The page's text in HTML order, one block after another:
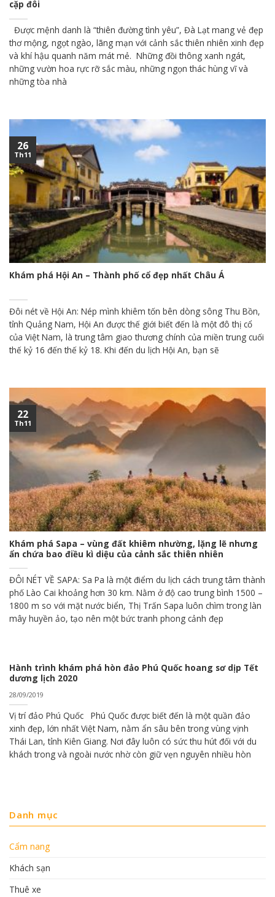
cặp đôi
Được mệnh danh là “thiên đường tình yêu”, Đà Lạt mang vẻ đẹp
thơ mộng, ngọt ngào, lãng mạn với cảnh sắc thiên nhiên xinh đẹp
và khí hậu quanh năm mát mẻ. Những đồi thông xanh ngát,
những vườn hoa rực rỡ sắc màu, những ngọn thác hùng vĩ và
những tòa nhà
Khám phá Hội An – Thành phố cổ đẹp nhất Châu Á
Đôi nét về Hội An: Nép mình khiêm tốn bên dòng sông Thu Bồn,
tỉnh Quảng Nam, Hội An được thế giới biết đến là một đô thị cổ
của Việt Nam, là trung tâm giao thương chính của miền trung cuối
thế kỷ 16 đến thế kỷ 18. Khi đến du lịch Hội An, bạn sẽ
26
Th11
Khám phá Sapa – vùng đất khiêm nhường, lặng lẽ nhưng
ẩn chứa bao điều kì diệu của cảnh sắc thiên nhiên
ĐÔI NÉT VỀ SAPA: Sa Pa là một điểm du lịch cách trung tâm thành
phố Lào Cai khoảng hơn 30 km. Nằm ở độ cao trung bình 1500 –
1800 m so với mặt nước biển, Thị Trấn Sapa luôn chìm trong làn
mây huyền ảo, tạo nên một bức tranh phong cảnh đẹp
22
Th11
Hành trình khám phá hòn đảo Phú Quốc hoang sơ dịp Tết
dương lịch 2020
28/09/2019
Vị trí đảo Phú Quốc Phú Quốc được biết đến là một quần đảo
xinh đẹp, lớn nhất Việt Nam, nằm ẩn sâu bên trong vùng vịnh
Thái Lan, tỉnh Kiên Giang. Nơi đây luôn có sức thu hút đối với du
khách trong và ngoài nước nhờ còn giữ vẹn nguyên nhiều hòn
Danh mục
Cẩm nang
Khách sạn
Thuê xe